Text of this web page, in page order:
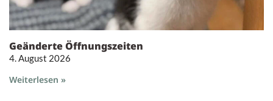
Geänderte Öffnungszeiten
4. August 2026
Weiterlesen »